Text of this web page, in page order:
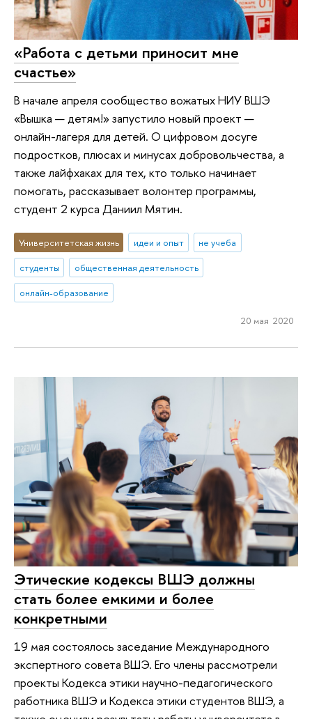
«Работа с детьми приносит мне
счастье»
В начале апреля сообщество вожатых НИУ ВШЭ
«Вышка — детям!» запустило новый проект —
онлайн-лагеря для детей. О цифровом досуге
подростков, плюсах и минусах добровольчества, а
также лайфхаках для тех, кто только начинает
помогать, рассказывает волонтер программы,
студент 2 курса Даниил Мятин.
Университетская жизнь идеи и опыт
не учеба
студенты
общественная деятельность
онлайн-образование
20 мая 2020
Этические кодексы ВШЭ должны
стать более емкими и более
конкретными
19 мая состоялось заседание Международного
экспертного совета ВШЭ. Его члены рассмотрели
проекты Кодекса этики научно-педагогического
работника ВШЭ и Кодекса этики студентов ВШЭ, а